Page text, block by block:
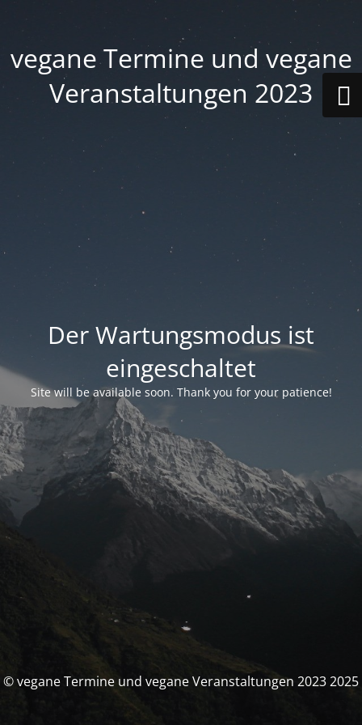
vegane Termine und vegane
Veranstaltungen 2023
Der Wartungsmodus ist
eingeschaltet
Site will be available soon. Thank you for your patience!
© vegane Termine und vegane Veranstaltungen 2023 2025